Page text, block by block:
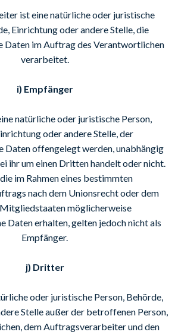
ist eine natürliche oder juristische
Einrichtung oder andere Stelle, die
Daten im Auftrag des Verantwortlichen
verarbeitet.
i) Empfänger
natürliche oder juristische Person,
oder andere Stelle, der
Daten offengelegt werden, unabhängig
ihr um einen Dritten handelt oder nicht.
im Rahmen eines bestimmten
nach dem Unionsrecht oder dem
möglicherweise
Daten erhalten, gelten jedoch nicht als
Empfänger.
j) Dritter
oder juristische Person, Behörde,
Stelle außer der betroffenen Person,
dem Auftragsverarbeiter und den